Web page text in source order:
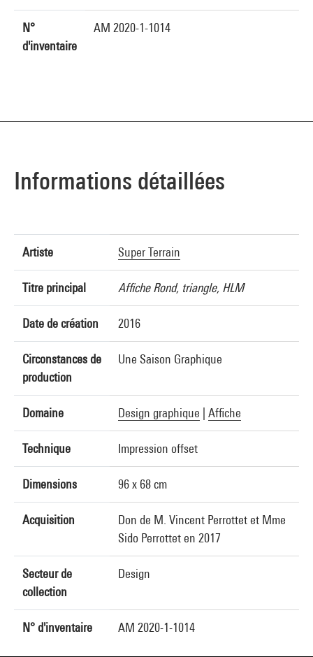
N°
d'inventaire
AM 2020-1-1014
Informations détaillées
Artiste Super Terrain
Titre principal Affiche Rond, triangle, HLM
Date de création 2016
Circonstances de
production
Une Saison Graphique
Domaine Design graphique Affiche
Technique Impression offset
Dimensions 96 x 68 cm
Acquisition
Don de M. Vincent Perrottet et Mme
Sido Perrottet en 2017
Secteur de
collection
Design
N° d'inventaire AM 2020-1-1014